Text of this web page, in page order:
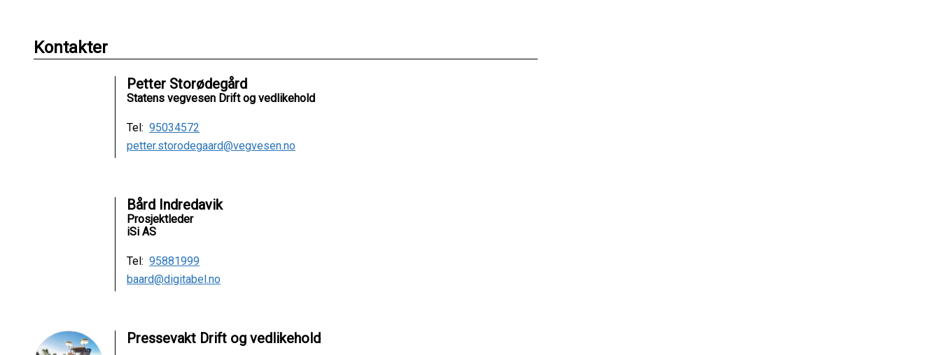
Kontakter
Petter Storødegård
Statens vegvesen Drift og vedlikehold
Tel: 95034572
petter.storodegaard@vegvesen.no
Bård Indredavik
Prosjektleder
iSi AS
Tel: 95881999
baard@digitabel.no
Pressevakt Drift og vedlikehold